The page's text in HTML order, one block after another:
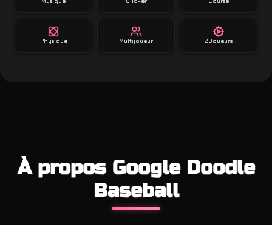
Physique Multijoueur 2 Joueurs
À propos Google Doodle
Baseball